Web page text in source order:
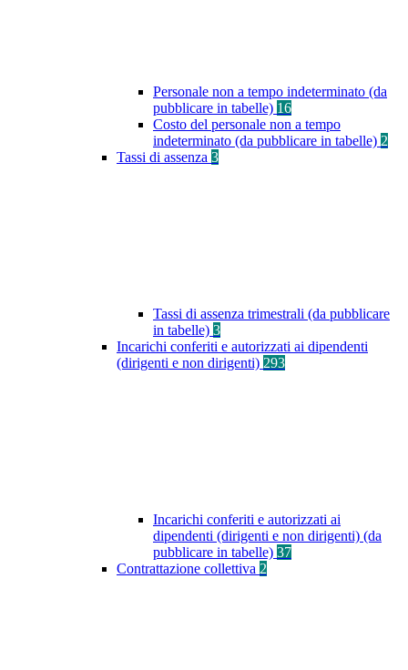
Personale non a tempo indeterminato (da
pubblicare in tabelle) 16
Costo del personale non a tempo
indeterminato (da pubblicare in tabelle) 2
Tassi di assenza 3
Tassi di assenza trimestrali (da pubblicare
in tabelle) 3
Incarichi conferiti e autorizzati ai dipendenti
(dirigenti e non dirigenti) 293
Incarichi conferiti e autorizzati ai
dipendenti (dirigenti e non dirigenti) (da
pubblicare in tabelle) 37
Contrattazione collettiva 2